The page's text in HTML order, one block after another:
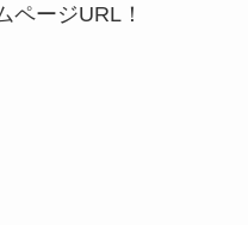
ページURL！